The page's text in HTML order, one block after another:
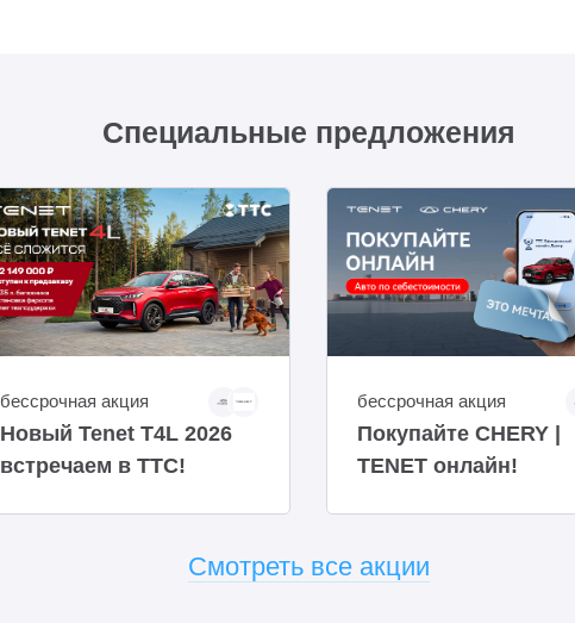
Специальные предложения
бессрочная акция
Новый Tenet T4L 2026
встречаем в ТТС!
бессрочная акция
Покупайте CHERY |
TENET онлайн!
Смотреть все акции